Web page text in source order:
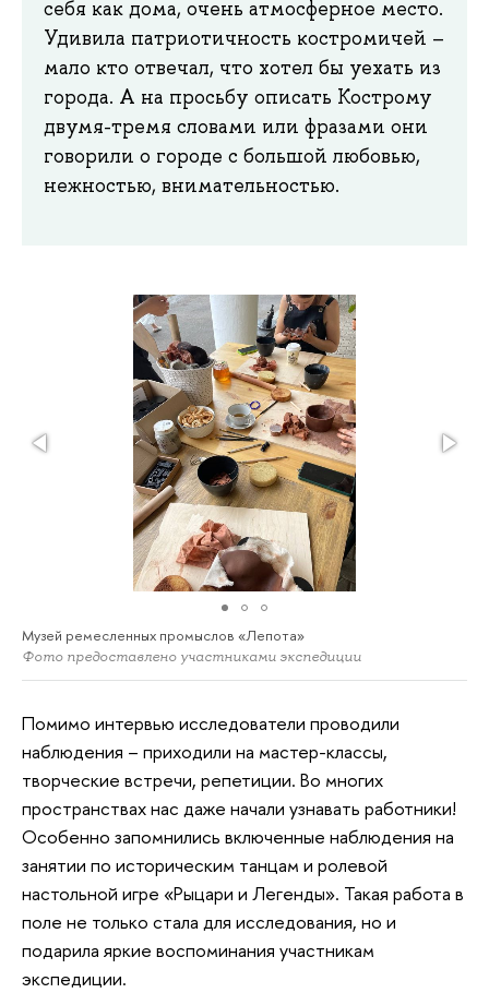
себя как дома, очень атмосферное место.
Удивила патриотичность костромичей –
мало кто отвечал, что хотел бы уехать из
города. А на просьбу описать Кострому
двумя-тремя словами или фразами они
говорили о городе с большой любовью,
нежностью, внимательностью.
Музей ремесленных промыслов «Лепота»
Фото предоставлено участниками экспедиции
Помимо интервью исследователи проводили
наблюдения – приходили на мастер-классы,
творческие встречи, репетиции. Во многих
пространствах нас даже начали узнавать работники!
Особенно запомнились включенные наблюдения на
занятии по историческим танцам и ролевой
настольной игре «Рыцари и Легенды». Такая работа в
поле не только стала для исследования, но и
подарила яркие воспоминания участникам
экспедиции.